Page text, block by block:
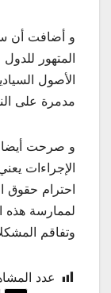
و أضافت أن
المتهور
الأصول
مدمرة على
و صرحت أيضا
الإجراءات
احترام حقوق
لممارسة هذه
وتفاقم
عدد